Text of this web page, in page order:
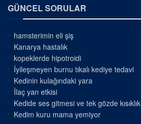
GÜNCEL SORULAR
hamsterimin eli şiş
Kanarya hastalık
kopeklerde hipotroidi
İyileşmeyen burnu tıkalı kediye tedavi
Kedinin kulağındaki yara
İlaç yan etkisi
Kedide ses gitmesi ve tek gözde kısıklık
Kedim kuru mama yemiyor